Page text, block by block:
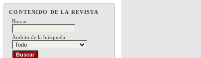
CONTENIDO DE LA REVISTA
Buscar
Ámbito de la búsqueda